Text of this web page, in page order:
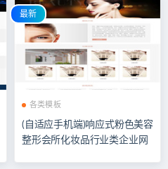
最新
各类模板
(自适应手机端)响应式粉色美容
整形会所化妆品行业类企业网